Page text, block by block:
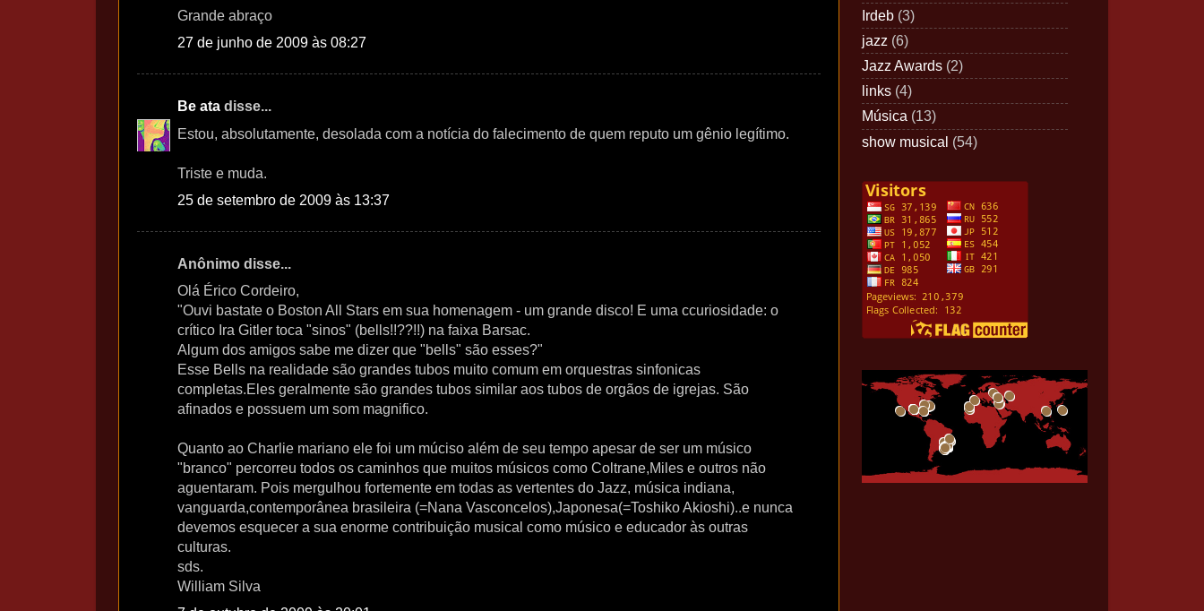
Grande abraço
27 de junho de 2009 às 08:27
Be ata disse...
Estou, absolutamente, desolada com a notícia do falecimento de quem reputo um gênio legítimo.
Triste e muda.
25 de setembro de 2009 às 13:37
Anônimo disse...
Olá Érico Cordeiro,
"Ouvi bastate o Boston All Stars em sua homenagem - um grande disco! E uma ccuriosidade: o
crítico Ira Gitler toca "sinos" (bells!!??!!) na faixa Barsac.
Algum dos amigos sabe me dizer que "bells" são esses?"
Esse Bells na realidade são grandes tubos muito comum em orquestras sinfonicas
completas.Eles geralmente são grandes tubos similar aos tubos de orgãos de igrejas. São
afinados e possuem um som magnifico.
Quanto ao Charlie mariano ele foi um múciso além de seu tempo apesar de ser um músico
"branco" percorreu todos os caminhos que muitos músicos como Coltrane,Miles e outros não
aguentaram. Pois mergulhou fortemente em todas as vertentes do Jazz, música indiana,
vanguarda,contemporânea brasileira (=Nana Vasconcelos),Japonesa(=Toshiko Akioshi)..e nunca
devemos esquecer a sua enorme contribuição musical como músico e educador às outras
culturas.
sds.
William Silva
Irdeb (3)
jazz (6)
Jazz Awards (2)
links (4)
Música (13)
show musical (54)